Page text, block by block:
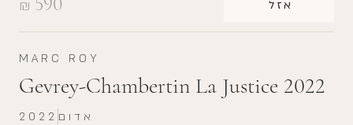
₪ אזל
MARC ROY
Gevrey-Chambertin La Justice 2022
2022 אדום